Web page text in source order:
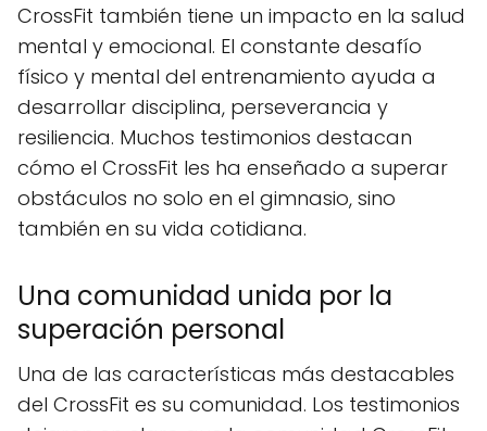
CrossFit también tiene un impacto en la salud
mental y emocional. El constante desafío
físico y mental del entrenamiento ayuda a
desarrollar disciplina, perseverancia y
resiliencia. Muchos testimonios destacan
cómo el CrossFit les ha enseñado a superar
obstáculos no solo en el gimnasio, sino
también en su vida cotidiana.
Una comunidad unida por la
superación personal
Una de las características más destacables
del CrossFit es su comunidad. Los testimonios